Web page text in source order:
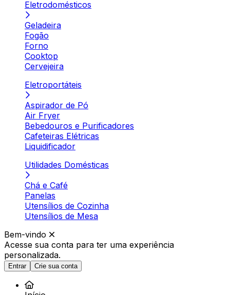
Eletrodomésticos
Geladeira
Fogão
Forno
Cooktop
Cervejeira
Eletroportáteis
Aspirador de Pó
Air Fryer
Bebedouros e Purificadores
Cafeteiras Elétricas
Liquidificador
Utilidades Domésticas
Chá e Café
Panelas
Utensílios de Cozinha
Utensílios de Mesa
Bem-vindo
Acesse sua conta para ter uma experiência
personalizada.
Entrar Crie sua conta